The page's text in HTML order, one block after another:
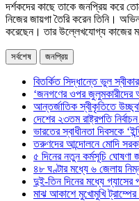
দর্শকদের কাছে তাকে জনপ্রিয় করে
নিজের জায়গা তৈরি করেন তিনি।
করেছেন। তার উল্লেখযোগ্য কাজের
সর্বশেষ জনপ্রিয়
বিতর্কিত সিদ্ধান্তে ভুল
‘জনগণের ওপর
আন্তর্জাতিক স্বীকৃতিতে
দেশের ২৩তম রাষ্ট্রপতি
ভারতের স্বাধীনতা দিবসকে
তরুণদের আন্দোলনে মোদি
৫ দিনের নতুন কর্মসূচি ঘোষণা
৪৮ ঘণ্টার মধ্যে ৬ জেলায়
দুই-তিন দিনের মধ্যে গ্যাসের
মাঝ আকাশে মুখোমুখি ট্রাম্পের